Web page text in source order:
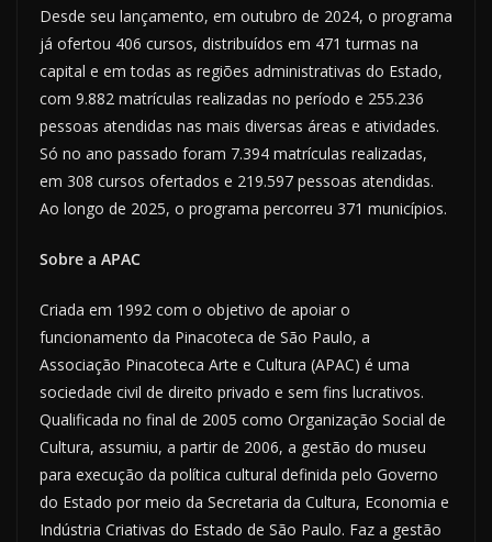
Desde seu lançamento, em outubro de 2024, o programa
já ofertou 406 cursos, distribuídos em 471 turmas na
capital e em todas as regiões administrativas do Estado,
com 9.882 matrículas realizadas no período e 255.236
pessoas atendidas nas mais diversas áreas e atividades.
Só no ano passado foram 7.394 matrículas realizadas,
em 308 cursos ofertados e 219.597 pessoas atendidas.
Ao longo de 2025, o programa percorreu 371 municípios.
Sobre a APAC
Criada em 1992 com o objetivo de apoiar o
funcionamento da Pinacoteca de São Paulo, a
Associação Pinacoteca Arte e Cultura (APAC) é uma
sociedade civil de direito privado e sem fins lucrativos.
Qualificada no final de 2005 como Organização Social de
Cultura, assumiu, a partir de 2006, a gestão do museu
para execução da política cultural definida pelo Governo
do Estado por meio da Secretaria da Cultura, Economia e
Indústria Criativas do Estado de São Paulo. Faz a gestão